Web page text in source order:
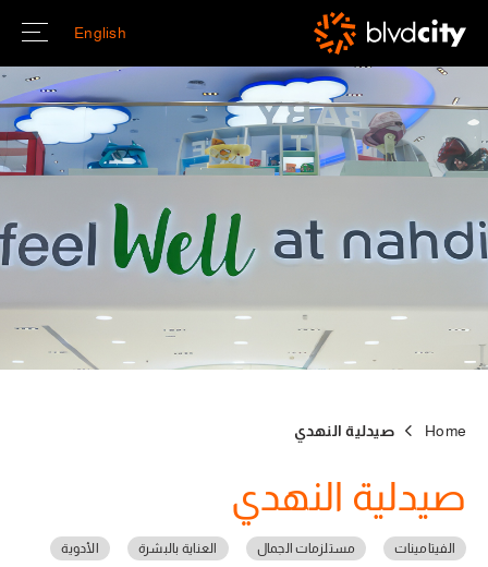
English
Home صيدلية النهدي
صيدلية النهدي
الفيتامينات مستلزمات الجمال العناية بالبشرة الأدوية